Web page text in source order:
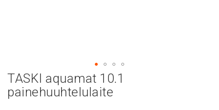
TASKI aquamat 10.1
painehuuhtelulaite
Skip
the